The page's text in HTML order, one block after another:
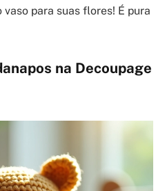
para suas flores! É pura
na Decoupage